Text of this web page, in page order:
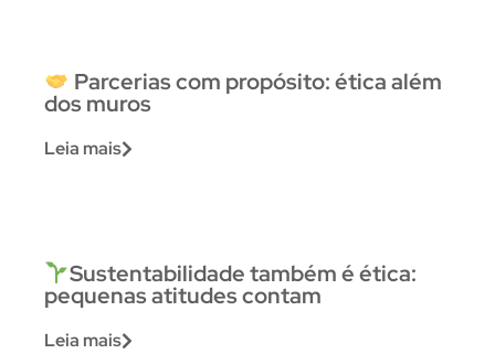
Parcerias com propósito: ética além
dos muros
Leia mais
Sustentabilidade também é ética:
pequenas atitudes contam
Leia mais